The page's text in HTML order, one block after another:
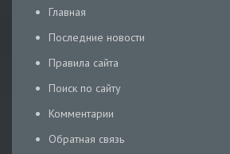
Главная
Последние новости
Правила сайта
Поиск по сайту
Комментарии
Обратная связь